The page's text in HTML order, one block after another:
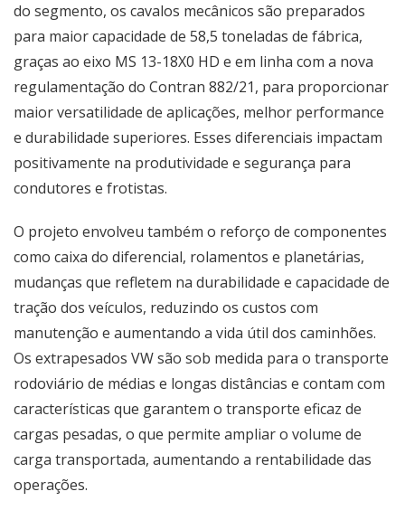
do segmento, os cavalos mecânicos são preparados
para maior capacidade de 58,5 toneladas de fábrica,
graças ao eixo MS 13-18X0 HD e em linha com a nova
regulamentação do Contran 882/21, para proporcionar
maior versatilidade de aplicações, melhor performance
e durabilidade superiores. Esses diferenciais impactam
positivamente na produtividade e segurança para
condutores e frotistas.
O projeto envolveu também o reforço de componentes
como caixa do diferencial, rolamentos e planetárias,
mudanças que refletem na durabilidade e capacidade de
tração dos veículos, reduzindo os custos com
manutenção e aumentando a vida útil dos caminhões.
Os extrapesados VW são sob medida para o transporte
rodoviário de médias e longas distâncias e contam com
características que garantem o transporte eficaz de
cargas pesadas, o que permite ampliar o volume de
carga transportada, aumentando a rentabilidade das
operações.